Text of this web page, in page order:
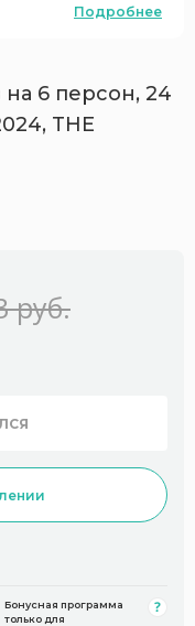
Подробнее
6 персон, 24
THE
руб.
Бонусная программа
только для